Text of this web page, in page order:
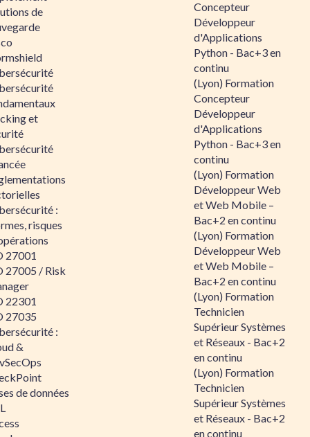
de
et
:
risques
27001
27005 / Risk
22301
27035
:
&
de données
Concepteur
Développeur
d'Applications
Python - Bac+3 en
continu
(Lyon) Formation
Concepteur
Développeur
d'Applications
Python - Bac+3 en
continu
(Lyon) Formation
Développeur Web
et Web Mobile –
Bac+2 en continu
(Lyon) Formation
Développeur Web
et Web Mobile –
Bac+2 en continu
(Lyon) Formation
Technicien
Supérieur Systèmes
et Réseaux - Bac+2
en continu
(Lyon) Formation
Technicien
Supérieur Systèmes
et Réseaux - Bac+2
en continu